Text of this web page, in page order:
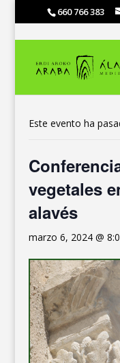
660 766 383
Este evento ha
vegetales
alavés
marzo 6, 2024 @